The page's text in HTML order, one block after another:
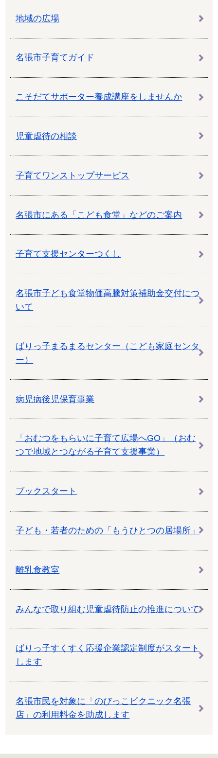
地域の広場
名張市子育てガイド
こそだてサポーター養成講座をしませんか
児童虐待の相談
子育てワンストップサービス
名張市にある「こども食堂」などのご案内
子育て支援センターつくし
名張市子ども食堂物価高騰対策補助金交付につ
いて
ばりっ子まるまるセンター（こども家庭センタ
ー）
病児病後児保育事業
「おむつをもらいに子育て広場へGO」（おむ
つで地域とつながる子育て支援事業）
ブックスタート
子ども・若者のための「もうひとつの居場所」
離乳食教室
みんなで取り組む児童虐待防止の推進について
ばりっ子すくすく応援企業認定制度がスタート
します
名張市⺠を対象に「のびっこピクニック名張
店」の利用料金を助成します